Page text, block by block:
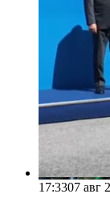
17:3307 авг